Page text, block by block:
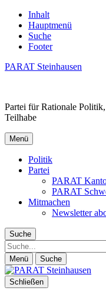
Inhalt
Hauptmenü
Suche
Footer
PARAT Steinhausen
Partei für Rationale
Teilhabe
Menü
Politik
Partei
PARAT
PARAT
Mitmachen
Newsletter
Suche
Suche
Menü Suche
Schließen